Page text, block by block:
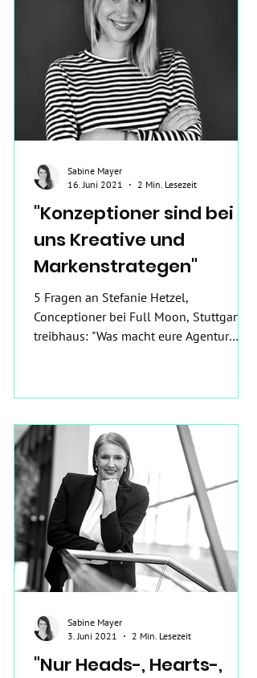
"Konzeptioner sind bei
uns Kreative und
Markenstrategen"
5 Fragen an Stefanie Hetzel,
Conceptioner bei Full Moon, Stuttgart
treibhaus: "Was macht eure Agentur
Sabine Mayer
16. Juni 2021
2 Min. Lesezeit
"Nur Heads-, Hearts-,
Sabine Mayer
3. Juni 2021
2 Min. Lesezeit